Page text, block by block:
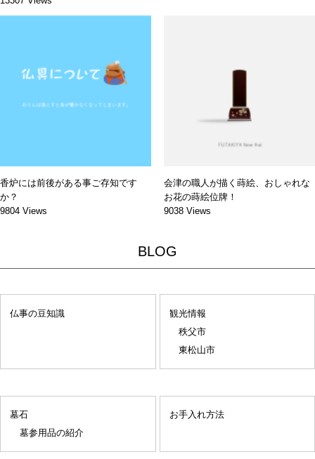
香炉には前後がある事ご存知です
か？
9804 Views
会津の職人が描く蒔絵、おしゃれな
お花の蒔絵位牌！
9038 Views
BLOG
仏事の豆知識
観光情報
秩父市
東松山市
墓石
墓参用品の紹介
お手入れ方法